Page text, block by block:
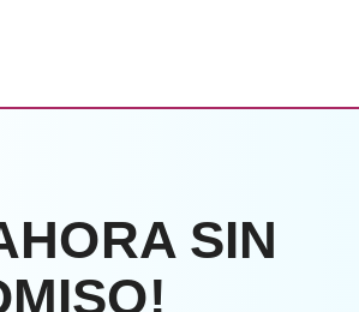
SIN